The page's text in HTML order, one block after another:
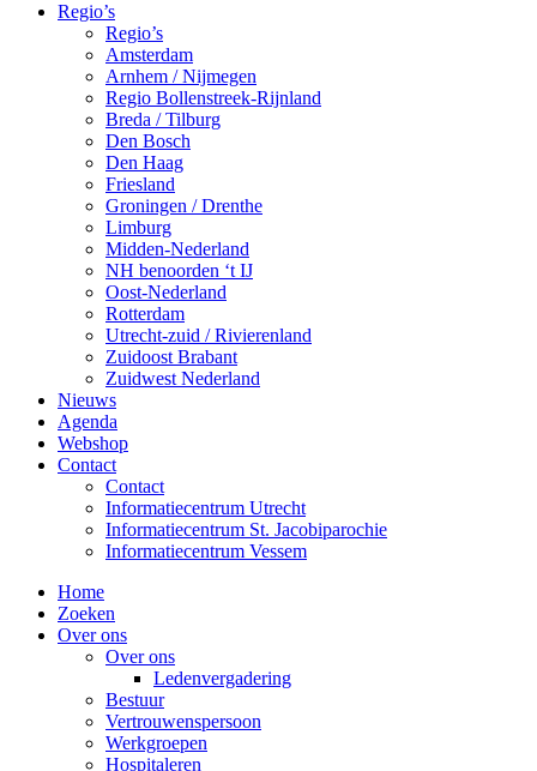
Regio’s
Regio’s
Amsterdam
Arnhem / Nijmegen
Regio Bollenstreek-Rijnland
Breda / Tilburg
Den Bosch
Den Haag
Friesland
Groningen / Drenthe
Limburg
Midden-Nederland
NH benoorden ‘t IJ
Oost-Nederland
Rotterdam
Utrecht-zuid / Rivierenland
Zuidoost Brabant
Zuidwest Nederland
Nieuws
Agenda
Webshop
Contact
Contact
Informatiecentrum Utrecht
Informatiecentrum St. Jacobiparochie
Informatiecentrum Vessem
Home
Zoeken
Over ons
Over ons
Ledenvergadering
Bestuur
Vertrouwenspersoon
Werkgroepen
Hospitaleren